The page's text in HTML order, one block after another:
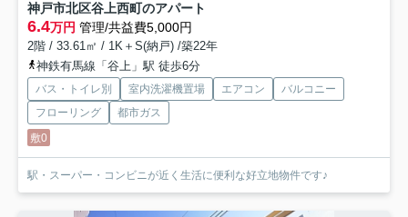
神戸市北区谷上西町のアパート
6.4万円 管理/共益費5,000円
2階 / 33.61㎡ / 1K＋S(納戸) /築22年
神鉄有馬線「谷上」駅 徒歩6分
バス・トイレ別 室内洗濯機置場 エアコン
バルコニー
フローリング
都市ガス
敷0
駅・スーパー・コンビニが近く生活に便利な好立地物件です♪